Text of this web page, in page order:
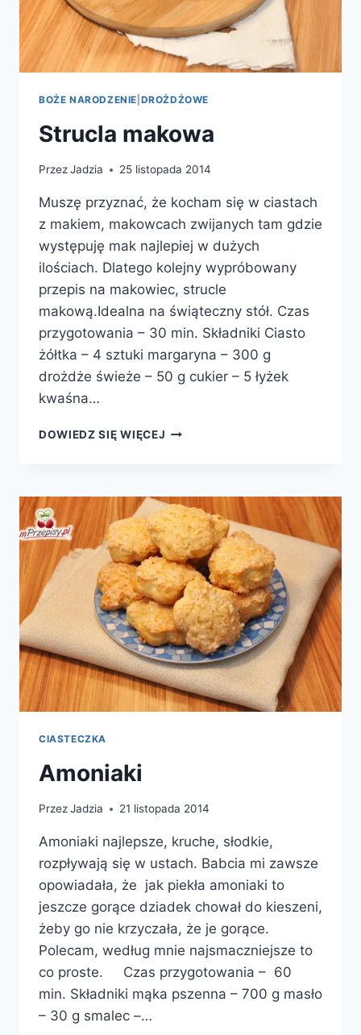
BOŻE NARODZENIE DROŻDŻOWE
Strucla makowa
PrzezJadzia 25 listopada 2014
Muszę przyznać, że kocham się w ciastach
z makiem, makowcach zwijanych tam gdzie
występuję mak najlepiej w dużych
ilościach. Dlatego kolejny wypróbowany
przepis na makowiec, strucle
makową.Idealna na świąteczny stół. Czas
przygotowania – 30 min. Składniki Ciasto
żółtka – 4 sztuki margaryna – 300 g
drożdże świeże – 50 g cukier – 5 łyżek
kwaśna…
DOWIEDZ SIĘ WIĘCEJ STRUCLA
CIASTECZKA
Amoniaki
PrzezJadzia 21 listopada 2014
Amoniaki najlepsze, kruche, słodkie,
rozpływają się w ustach. Babcia mi zawsze
opowiadała, że jak piekła amoniaki to
jeszcze gorące dziadek chował do kieszeni,
żeby go nie krzyczała, że je gorące.
Polecam, według mnie najsmaczniejsze to
co proste. Czas przygotowania – 60
min. Składniki mąka pszenna – 700 g masło
– 30 g smalec –…